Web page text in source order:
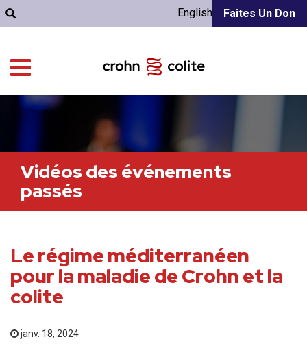
Faites Un Don
English
Vidéos des événements
passés
Le régime méditerranéen
pour la maladie de Crohn et la
colite
janv. 18, 2024